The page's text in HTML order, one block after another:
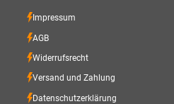
Impressum
AGB
Widerrufsrecht
Versand und Zahlung
Datenschutzerklärung